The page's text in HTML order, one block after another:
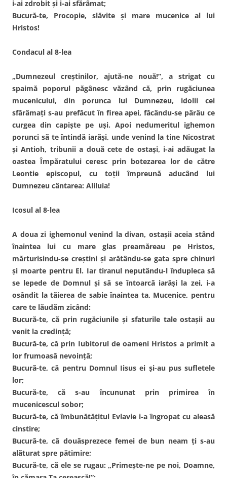
i-ai zdrobit şi i-ai sfărâmat;
Bucură-te, Procopie, slăvite şi mare mucenice al lui
Hristos!
Condacul al 8-lea
„Dumnezeul creştinilor, ajută-ne nouă!”, a strigat cu
spaimă poporul păgânesc văzând că, prin rugăciunea
mucenicului, din porunca lui Dumnezeu, idolii cei
sfărâmaţi s-au prefăcut în firea apei, făcându-se pârâu ce
curgea din capişte pe uşi. Apoi nedumeritul ighemon
porunci să te întindă iarăşi, unde venind la tine Nicostrat
şi Antioh, tribunii a două cete de ostaşi, i-ai adăugat la
oastea Împăratului ceresc prin botezarea lor de către
Leontie episcopul, cu toţii împreună aducând lui
Dumnezeu cântarea: Aliluia!
Icosul al 8-lea
A doua zi ighemonul venind la divan, ostaşii aceia stând
înaintea lui cu mare glas preamăreau pe Hristos,
mărturisindu-se creştini şi arătându-se gata spre chinuri
şi moarte pentru El. Iar tiranul neputându-l îndupleca să
se lepede de Domnul şi să se întoarcă iarăşi la zei, i-a
osândit la tăierea de sabie înaintea ta, Mucenice, pentru
care te lăudăm zicând:
Bucură-te, că prin rugăciunile şi sfaturile tale ostaşii au
venit la credinţă;
Bucură-te, că prin Iubitorul de oameni Hristos a primit a
lor frumoasă nevoinţă;
Bucură-te, că pentru Domnul Iisus ei şi-au pus sufletele
lor;
Bucură-te, că s-au încununat prin primirea în
mucenicescul sobor;
Bucură-te, că îmbunătăţitul Evlavie i-a îngropat cu aleasă
cinstire;
Bucură-te, că douăsprezece femei de bun neam ţi s-au
alăturat spre pătimire;
Bucură-te, că ele se rugau: „Primeşte-ne pe noi, Doamne,